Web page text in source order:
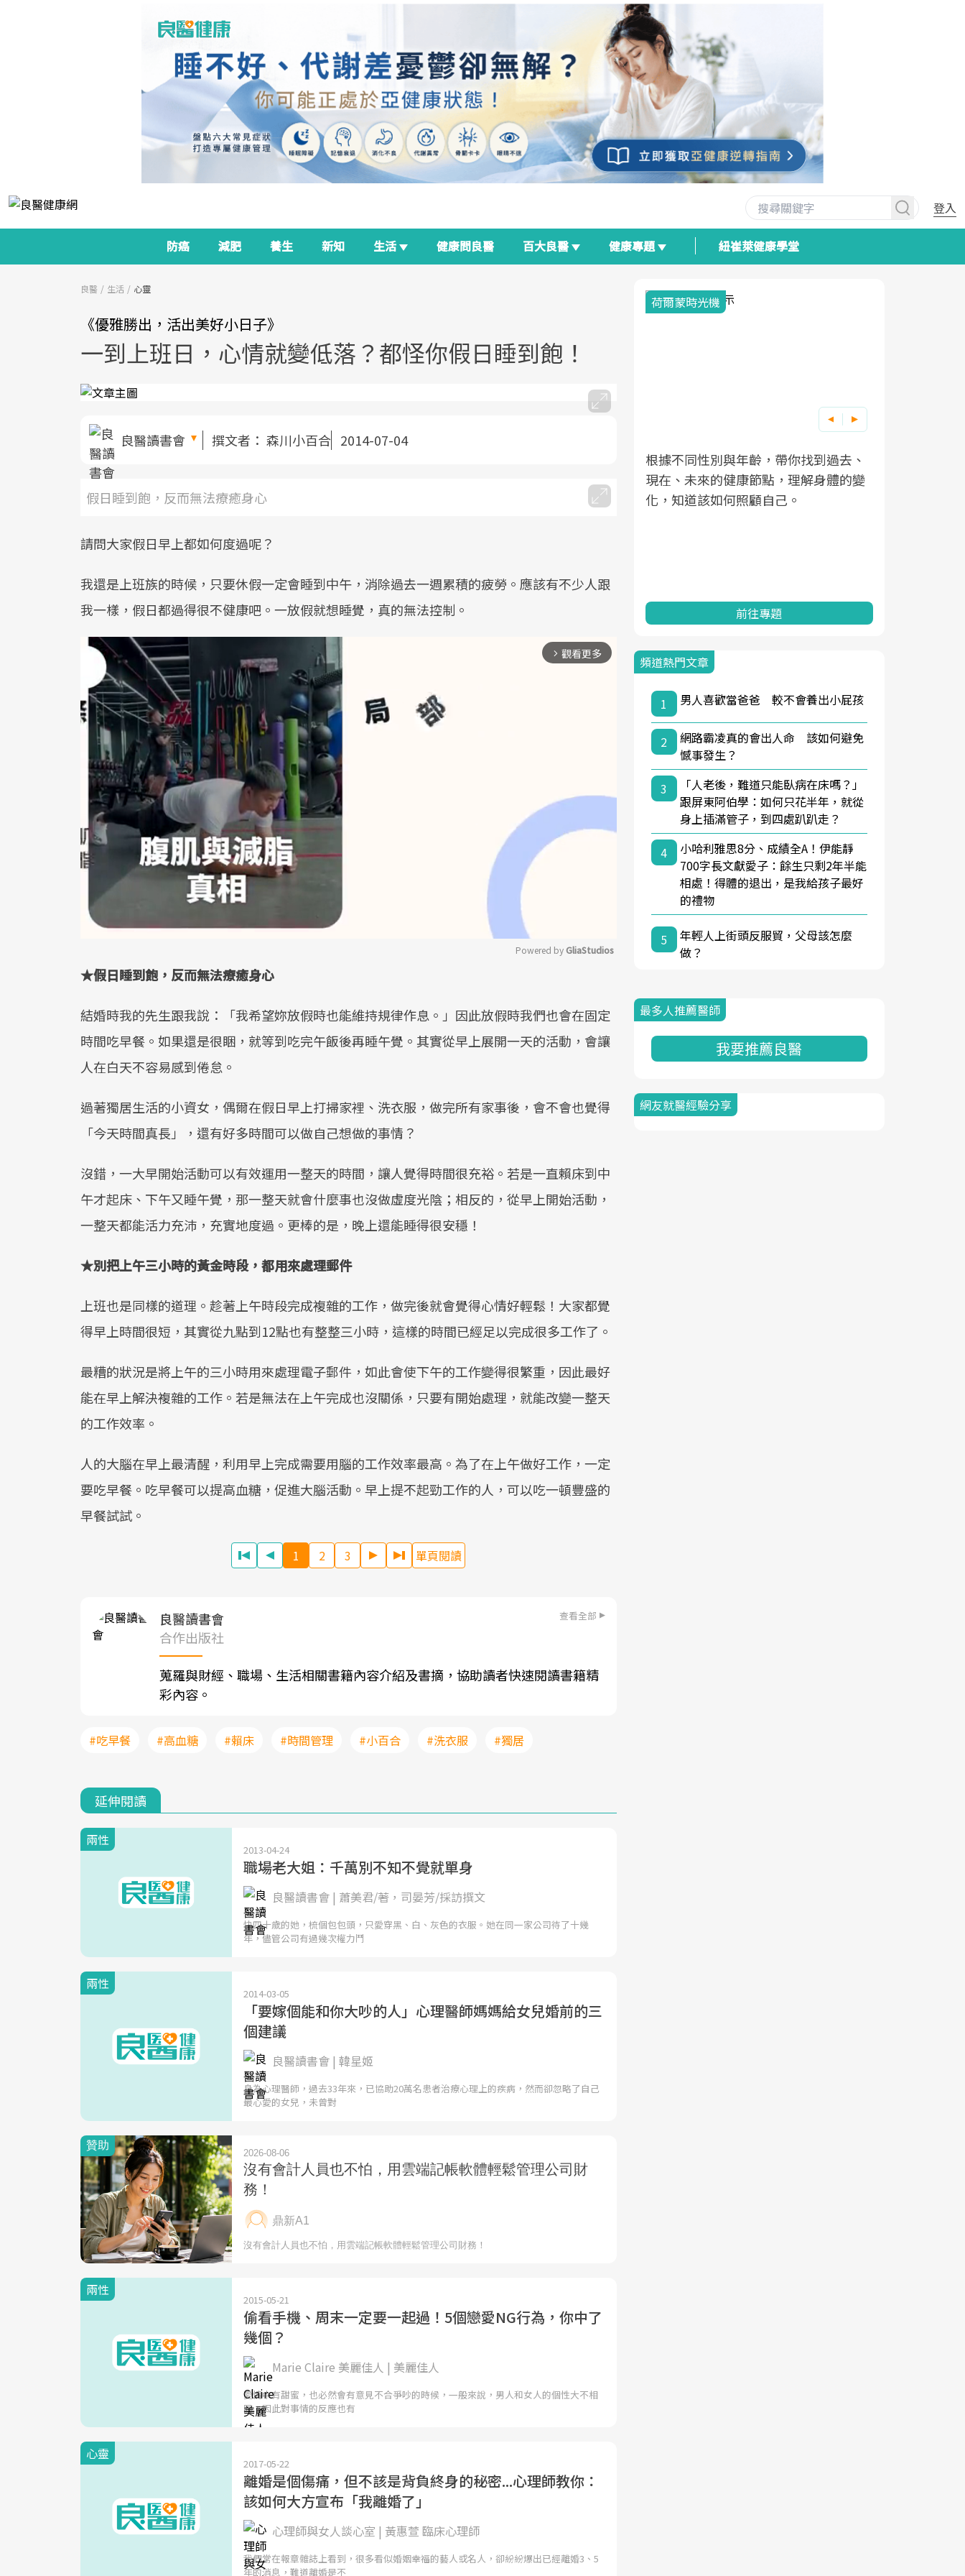
登入
防癌 減肥 養生 新知 生活 健康問良醫 百大良醫 健康專題 紐崔萊健康學堂
良醫 生活 心靈
《優雅勝出，活出美好小日子》
一到上班日，心情就變低落？都怪你假日睡到飽！
良醫讀書會 撰文者： 森川小百合 2014-07-04
假日睡到飽，反而無法療癒身心
請問大家假日早上都如何度過呢？
我還是上班族的時候，只要休假一定會睡到中午，消除過去一週累積的疲勞。應該有不少人跟
我一樣，假日都過得很不健康吧。一放假就想睡覺，真的無法控制。
arrow_forward_ios 觀看更多
Powered by GliaStudios
★假日睡到飽，反而無法療癒身心
結婚時我的先生跟我說：「我希望妳放假時也能維持規律作息。」因此放假時我們也會在固定
時間吃早餐。如果還是很睏，就等到吃完午飯後再睡午覺。其實從早上展開一天的活動，會讓
人在白天不容易感到倦怠。
過著獨居生活的小資女，偶爾在假日早上打掃家裡、洗衣服，做完所有家事後，會不會也覺得
「今天時間真長」，還有好多時間可以做自己想做的事情？
沒錯，一大早開始活動可以有效運用一整天的時間，讓人覺得時間很充裕。若是一直賴床到中
午才起床、下午又睡午覺，那一整天就會什麼事也沒做虛度光陰；相反的，從早上開始活動，
一整天都能活力充沛，充實地度過。更棒的是，晚上還能睡得很安穩！
★別把上午三小時的黃金時段，都用來處理郵件
上班也是同樣的道理。趁著上午時段完成複雜的工作，做完後就會覺得心情好輕鬆！大家都覺
得早上時間很短，其實從九點到12點也有整整三小時，這樣的時間已經足以完成很多工作了。
最糟的狀況是將上午的三小時用來處理電子郵件，如此會使下午的工作變得很繁重，因此最好
能在早上解決複雜的工作。若是無法在上午完成也沒關係，只要有開始處理，就能改變一整天
的工作效率。
人的大腦在早上最清醒，利用早上完成需要用腦的工作效率最高。為了在上午做好工作，一定
要吃早餐。吃早餐可以提高血糖，促進大腦活動。早上提不起勁工作的人，可以吃一頓豐盛的
早餐試試。
1 2 3 單頁閱讀
良醫讀書會 查看全部
合作出版社
蒐羅與財經、職場、生活相關書籍內容介紹及書摘，協助讀者快速閱讀書籍精
彩內容。
#吃早餐 #高血糖 #賴床 #時間管理 #小百合 #洗衣服 #獨居
延伸閱讀
兩性
2013-04-24
職場老大姐：千萬別不知不覺就單身
良醫讀書會 | 蕭美君/著，司晏芳/採訪撰文
快四十歲的她，梳個包包頭，只愛穿黑、白、灰色的衣服。她在同一家公司待了十幾
年，儘管公司有過幾次權力鬥
兩性
2014-03-05
「要嫁個能和你大吵的人」心理醫師媽媽給女兒婚前的三
個建議
良醫讀書會 | 韓星姬
身為心理醫師，過去33年來，已協助20萬名患者治療心理上的疾病，然而卻忽略了自己
最心愛的女兒，未曾對
兩性
2015-05-21
偷看手機、周末一定要一起過！5個戀愛NG行為，你中了
幾個？
Marie Claire 美麗佳人 | 美麗佳人
愛情中有甜蜜，也必然會有意見不合爭吵的時候，一般來說，男人和女人的個性大不相
同，因此對事情的反應也有
心靈
2017-05-22
離婚是個傷痛，但不該是背負終身的秘密...心理師教你：
該如何大方宣布「我離婚了」
心理師與女人談心室 | 黃惠萱 臨床心理師
我們常在報章雜誌上看到，很多看似婚姻幸福的藝人或名人，卻紛紛爆出已經離婚3、5
年的消息，難道離婚是不
政策如「健康台灣推動委員會」與「長
狀況、啟動健康管理的重要起點。
建立對亞健康的認知，進而引導實際的
荷爾蒙時光機
根據不同性別與年齡，帶你找到過去、
現在、未來的健康節點，理解身體的變
化，知道該如何照顧自己。
前往專題
頻道熱門文章
1 男人喜歡當爸爸 較不會養出小屁孩
2
網路霸凌真的會出人命 該如何避免
憾事發生？
3
「人老後，難道只能臥病在床嗎？」
跟屏東阿伯學：如何只花半年，就從
身上插滿管子，到四處趴趴走？
4
小哈利雅思8分、成績全A！伊能靜
700字長文獻愛子：餘生只剩2年半能
相處！得體的退出，是我給孩子最好
的禮物
5
年輕人上街頭反服貿，父母該怎麼
做？
最多人推薦醫師
我要推薦良醫
網友就醫經驗分享